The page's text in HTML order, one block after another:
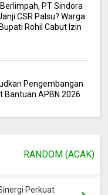
PT Sindora
CSR Palsu? Warga
Rohil Cabut Izin
Pengembangan
Bantuan APBN 2026
RANDOM (ACAK)
Perkuat